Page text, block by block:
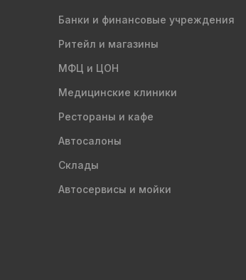
Банки и финансовые учреждения
Ритейл и магазины
МФЦ и ЦОН
Медицинские клиники
Рестораны и кафе
Автосалоны
Склады
Автосервисы и мойки